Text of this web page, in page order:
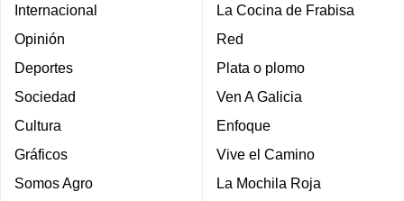
Internacional
Opinión
Deportes
Sociedad
Cultura
Gráficos
Somos Agro
La Cocina de Frabisa
Red
Plata o plomo
Ven A Galicia
Enfoque
Vive el Camino
La Mochila Roja